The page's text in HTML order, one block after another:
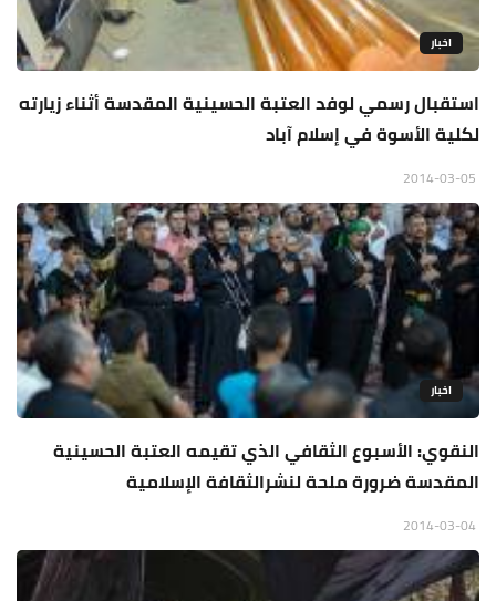
اخبار
استقبال رسمي لوفد العتبة الحسينية المقدسة أثناء زيارته
لكلية الأسوة في إسلام آباد
اخبار
النقوي: الأسبوع الثقافي الذي تقيمه العتبة الحسينية
المقدسة ضرورة ملحة لنشرالثقافة الإسلامية